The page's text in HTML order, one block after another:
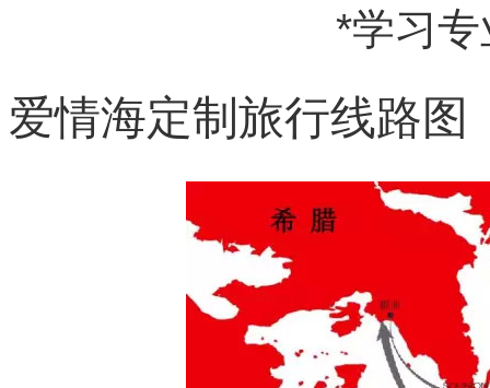
*学习
爱情海定制旅行线路图